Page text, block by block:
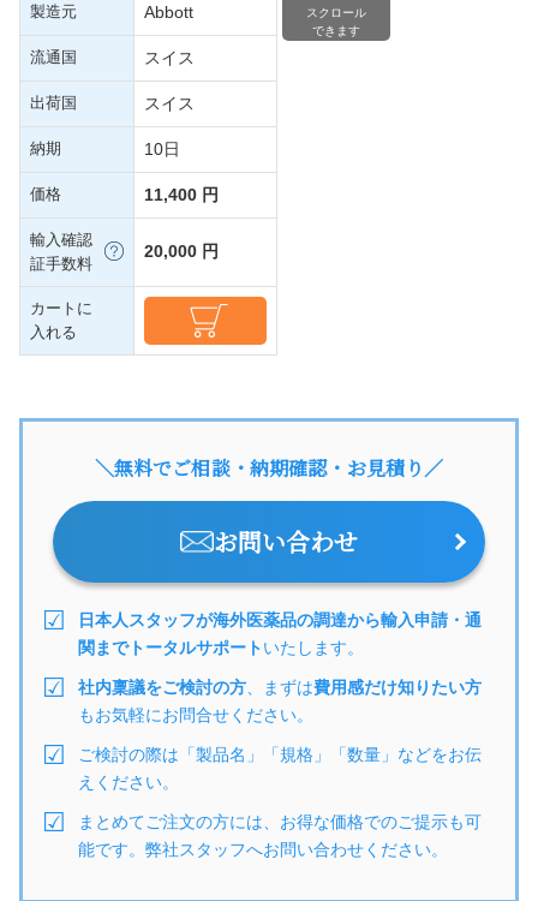
製造元 Abbott
流通国 スイス
出荷国 スイス
納期 10日
価格 11,400 円
輸入確認
証手数料
20,000 円
カートに
入れる
スクロール
できます
＼無料でご相談・納期確認・お見積り／
お問い合わせ
日本人スタッフが海外医薬品の調達から輸入申請・通
関までトータルサポートいたします。
社内稟議をご検討の方 、まずは費用感だけ知りたい方
もお気軽にお問合せください。
ご検討の際は「製品名」「規格」「数量」などをお伝
えください。
まとめてご注文の方には、お得な価格でのご提示も可
能です。弊社スタッフへお問い合わせください。